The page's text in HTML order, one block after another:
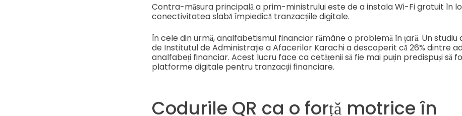
Contra-măsura principală a prim-ministrului este de a instala Wi-Fi gratuit în
conectivitatea slabă împiedică tranzacțiile digitale.
În cele din urmă, analfabetismul financiar rămâne o problemă în țară. Un studiu
de Institutul de Administrație a Afacerilor Karachi a descoperit că 26% dintre
analfabeți financiar. Acest lucru face ca cetățenii să fie mai puțin predispuși să
platforme digitale pentru tranzacții financiare.
Codurile QR ca o forță motrice în